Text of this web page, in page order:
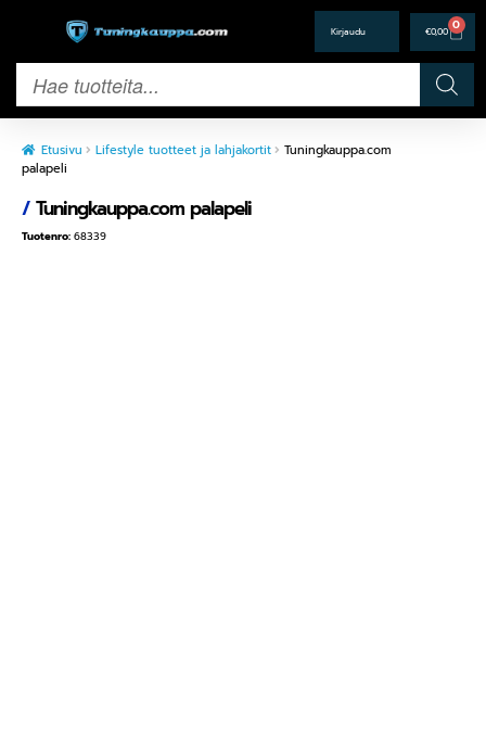
€0,00 0
Etusivu Lifestyle tuotteet ja lahjakortit
Tuningkauppa.com
palapeli
/Tuningkauppa.com palapeli
Tuotenro: 68339